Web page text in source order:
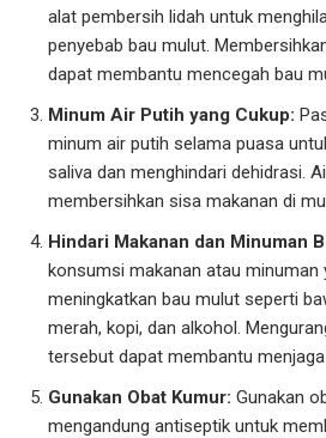
alat pembersih lidah untuk
penyebab bau mulut.
dapat membantu mencegah bau
Minum Air Putih yang Cukup:
minum air putih selama puasa
saliva dan menghindari dehidrasi.
membersihkan sisa makanan di
Hindari Makanan dan Minuman
konsumsi makanan atau minuman
meningkatkan bau mulut seperti
merah, kopi, dan alkohol.
tersebut dapat membantu
Gunakan Obat Kumur: Gunakan
mengandung antiseptik untuk